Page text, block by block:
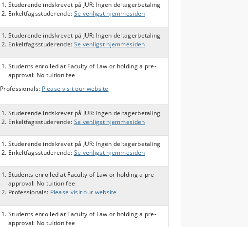
Studerende indskrevet på JUR: Ingen deltagerbetaling
Enkeltfagsstuderende: Se venligst hjemmesiden
Studerende indskrevet på JUR: Ingen deltagerbetaling
Enkeltfagsstuderende: Se venligst hjemmesiden
Students enrolled at Faculty of Law or holding a pre-
approval: No tuition fee
Professionals: Please visit our website
Studerende indskrevet på JUR: Ingen deltagerbetaling
Enkeltfagsstuderende: Se venligst hjemmesiden
Studerende indskrevet på JUR: Ingen deltagerbetaling
Enkeltfagsstuderende: Se venligst hjemmesiden
Students enrolled at Faculty of Law or holding a pre-
approval: No tuition fee
Professionals: Please visit our website
Students enrolled at Faculty of Law or holding a pre-
approval: No tuition fee